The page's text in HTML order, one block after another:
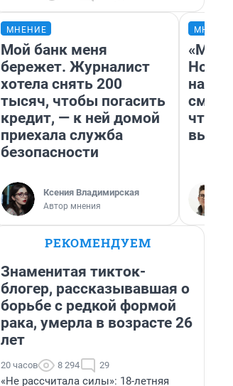
МНЕНИЕ
Мой банк меня
бережет. Журналист
хотела снять 200
тысяч, чтобы погасить
кредит, — к ней домой
приехала служба
безопасности
Ксения Владимирская
Автор мнения
«Мы
РЕКОМЕНДУЕМ
Знаменитая тикток-
блогер, рассказывавшая о
борьбе с редкой формой
рака, умерла в возрасте 26
лет
20 часов 8 294 29
«Не рассчитала силы»: 18-летняя